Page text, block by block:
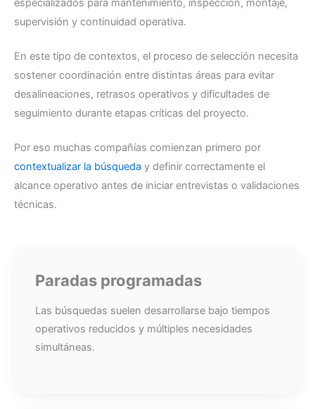
especializados para mantenimiento, inspección, montaje,
supervisión y continuidad operativa.
En este tipo de contextos, el proceso de selección necesita
sostener coordinación entre distintas áreas para evitar
desalineaciones, retrasos operativos y dificultades de
seguimiento durante etapas críticas del proyecto.
Por eso muchas compañías comienzan primero por
contextualizar la búsqueda y definir correctamente el
alcance operativo antes de iniciar entrevistas o validaciones
técnicas.
Paradas programadas
Las búsquedas suelen desarrollarse bajo tiempos
operativos reducidos y múltiples necesidades
simultáneas.